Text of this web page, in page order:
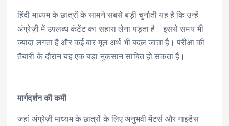
हिंदी माध्यम के छात्रों के सामने सबसे बड़ी चुनौती यह है कि उन्हें
अंग्रेज़ी में उपलब्ध कंटेंट का सहारा लेना पड़ता है। इससे समय भी
ज्यादा लगता है और कई बार मूल अर्थ भी बदल जाता है। परीक्षा की
तैयारी के दौरान यह एक बड़ा नुकसान साबित हो सकता है।
मार्गदर्शन की कमी
जहां अंग्रेज़ी माध्यम के छात्रों के लिए अनुभवी मेंटर्स और गाइडेंस